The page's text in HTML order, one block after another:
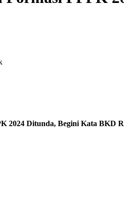
2024 Ditunda, Begini Kata BKD